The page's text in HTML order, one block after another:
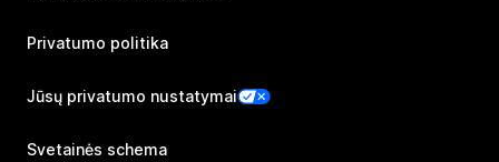
Privatumo politika
Jūsų privatumo nustatymai
Svetainės schema